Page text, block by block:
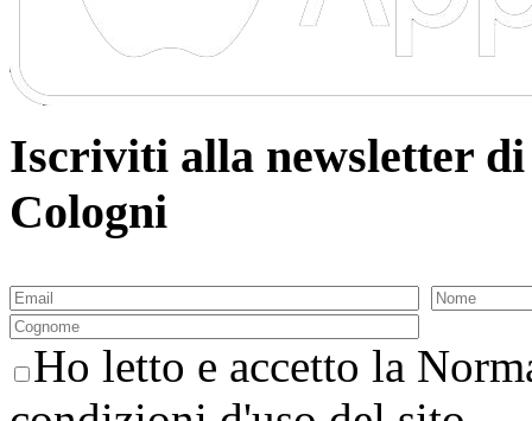
Iscriviti alla newsletter di
Cologni
Ho letto e accetto la